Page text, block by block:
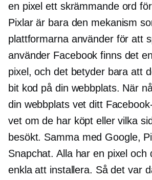
en pixel ett skrämmande ord
Pixlar är bara den mekanism
plattformarna använder för att
använder Facebook finns det
pixel, och det betyder bara att
bit kod på din webbplats. När
din webbplats vet ditt
vet om de har köpt eller vilka
besökt. Samma med Google,
Snapchat. Alla har en pixel och
enkla att installera. Så det var